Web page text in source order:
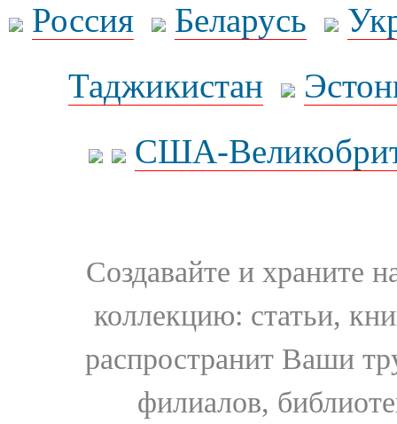
Россия Беларусь
Таджикистан
США-
Создавайте и храните
коллекцию: статьи,
распространит Ваши
филиалов,